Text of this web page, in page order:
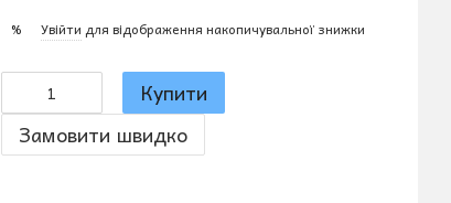
% Увійти для відображення накопичувальної знижки
Купити
Замовити швидко